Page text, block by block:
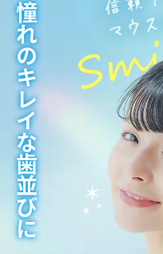
憧れのキレイな歯並びに